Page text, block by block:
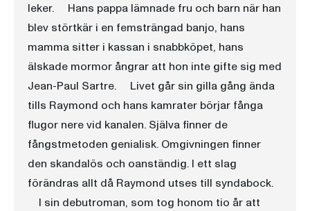
leker. Hans pappa lämnade fru och barn när han
blev störtkär i en femsträngad banjo, hans
mamma sitter i kassan i snabbköpet, hans
älskade mormor ångrar att hon inte gifte sig med
Jean-Paul Sartre. Livet går sin gilla gång ända
tills Raymond och hans kamrater börjar fånga
flugor nere vid kanalen. Själva finner de
fångstmetoden genialisk. Omgivningen finner
den skandalös och oanständig. I ett slag
förändras allt då Raymond utses till syndabock.
I sin debutroman, som tog honom tio år att